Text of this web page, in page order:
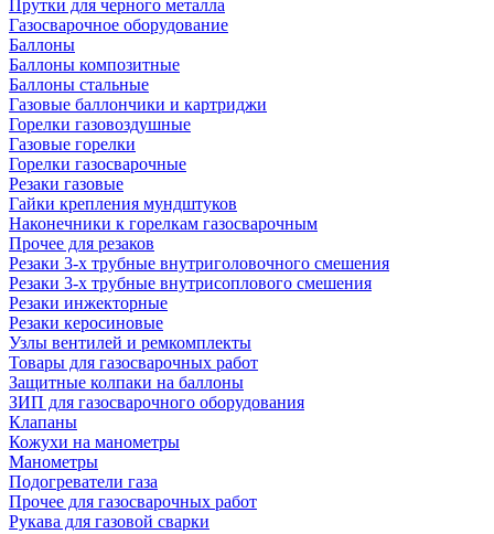
Прутки для черного металла
Газосварочное оборудование
Баллоны
Баллоны композитные
Баллоны стальные
Газовые баллончики и картриджи
Горелки газовоздушные
Газовые горелки
Горелки газосварочные
Резаки газовые
Гайки крепления мундштуков
Наконечники к горелкам газосварочным
Прочее для резаков
Резаки 3-х трубные внутриголовочного смешения
Резаки 3-х трубные внутрисоплового смешения
Резаки инжекторные
Резаки керосиновые
Узлы вентилей и ремкомплекты
Товары для газосварочных работ
Защитные колпаки на баллоны
ЗИП для газосварочного оборудования
Клапаны
Кожухи на манометры
Манометры
Подогреватели газа
Прочее для газосварочных работ
Рукава для газовой сварки